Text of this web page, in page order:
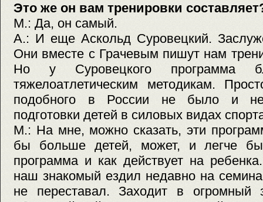
Это же он вам тренировки
М.: Да, он самый.
А.: И еще Аскольд Суровецкий.
Они вместе с Грачевым пишут нам
Но у Суровецкого программа
тяжелоатлетическим методикам.
подобного в России не было и
подготовки детей в силовых видах
М.: На мне, можно сказать, эти
бы больше детей, может, и легче
программа и как действует на
наш знакомый ездил недавно на
не переставал. Заходит в